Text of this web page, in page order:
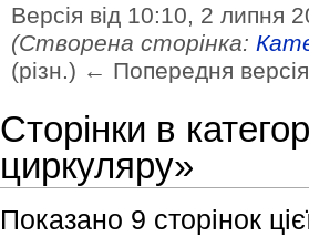
Версія від 10:10, 2 липня
(Створена сторінка:
(різн.) ← Попередня
Сторінки в
циркуляру»
Показано 9 сторінок